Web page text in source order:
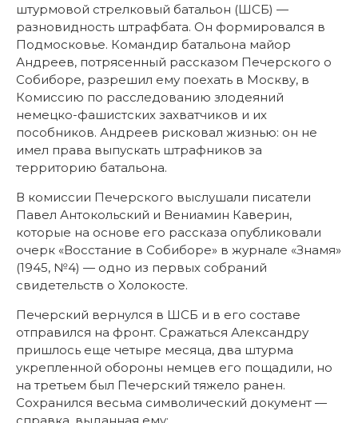
штурмовой стрелковый батальон (ШСБ) —
разновидность штрафбата. Он формировался в
Подмосковье. Командир батальона майор
Андреев, потрясенный рассказом Печерского о
Собиборе, разрешил ему поехать в Москву, в
Комиссию по расследованию злодеяний
немецко-фашистских захватчиков и их
пособников. Андреев рисковал жизнью: он не
имел права выпускать штрафников за
территорию батальона.
В комиссии Печерского выслушали писатели
Павел Антокольский и Вениамин Каверин,
которые на основе его рассказа опубликовали
очерк «Восстание в Собиборе» в журнале «Знамя»
(1945, №4) — одно из первых собраний
свидетельств о Холокосте.
Печерский вернулся в ШСБ и в его составе
отправился на фронт. Сражаться Александру
пришлось еще четыре месяца, два штурма
укрепленной обороны немцев его пощадили, но
на третьем был Печерский тяжело ранен.
Сохранился весьма символический документ —